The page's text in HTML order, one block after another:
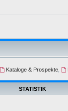
Kataloge & Prospekte,
STATISTIK